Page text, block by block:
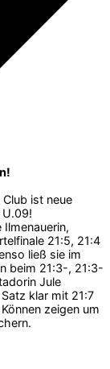
ist neue
21:5, 21:4
ließ sie im
beim 21:3-, 21:3-
Jule
klar mit 21:7
zeigen um